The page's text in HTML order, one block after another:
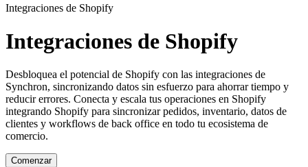
Integraciones de Shopify
Integraciones de Shopify
Desbloquea el potencial de Shopify con las integraciones de
Synchron, sincronizando datos sin esfuerzo para ahorrar tiempo y
reducir errores. Conecta y escala tus operaciones en Shopify
integrando Shopify para sincronizar pedidos, inventario, datos de
clientes y workflows de back office en todo tu ecosistema de
comercio.
Comenzar